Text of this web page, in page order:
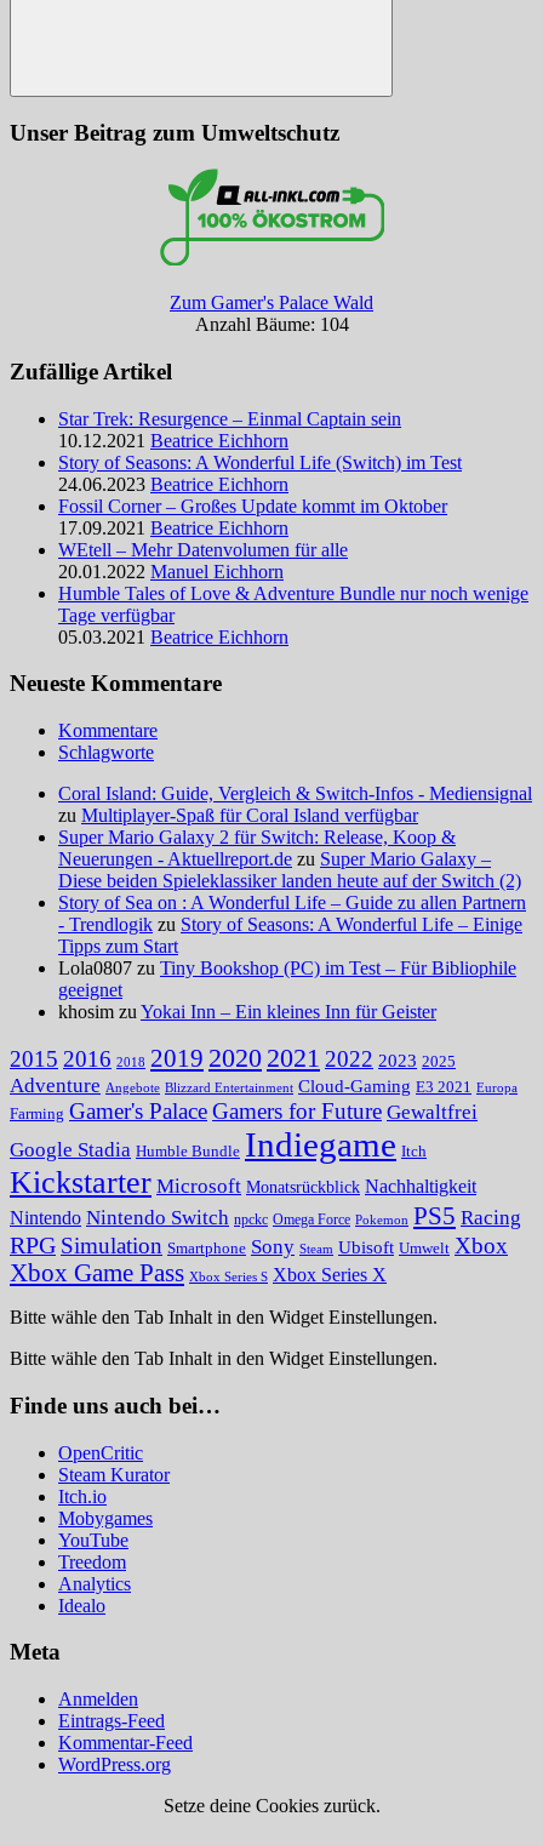
Suchen
Unser Beitrag zum Umweltschutz
Zum Gamer's Palace Wald
Anzahl Bäume: 104
Zufällige Artikel
Star Trek: Resurgence – Einmal Captain sein
10.12.2021 Beatrice Eichhorn
Story of Seasons: A Wonderful Life (Switch) im Test
24.06.2023 Beatrice Eichhorn
Fossil Corner – Großes Update kommt im Oktober
17.09.2021 Beatrice Eichhorn
WEtell – Mehr Datenvolumen für alle
20.01.2022 Manuel Eichhorn
Humble Tales of Love & Adventure Bundle nur noch wenige
Tage verfügbar
05.03.2021 Beatrice Eichhorn
Neueste Kommentare
Kommentare
Schlagworte
Coral Island: Guide, Vergleich & Switch-Infos - Mediensignal
zu Multiplayer-Spaß für Coral Island verfügbar
Super Mario Galaxy 2 für Switch: Release, Koop &
Neuerungen - Aktuellreport.de zu Super Mario Galaxy –
Diese beiden Spieleklassiker landen heute auf der Switch (2)
Story of Sea on : A Wonderful Life – Guide zu allen Partnern
- Trendlogik zu Story of Seasons: A Wonderful Life – Einige
Tipps zum Start
Lola0807 zu Tiny Bookshop (PC) im Test – Für Bibliophile
geeignet
khosim zu Yokai Inn – Ein kleines Inn für Geister
2015 2016 2018 2019 2020 2021 2022 2023 2025
Adventure Angebote Blizzard Entertainment Cloud-Gaming E3 2021 Europa
Farming Gamer's PalaceGamers for Future Gewaltfrei
Google Stadia Humble Bundle Indiegame Itch
Kickstarter Microsoft Monatsrückblick Nachhaltigkeit
Nintendo Nintendo Switch npckc Omega Force Pokemon PS5 Racing
RPG Simulation Smartphone Sony Steam Ubisoft Umwelt Xbox
Xbox Game Pass Xbox Series S Xbox Series X
Bitte wähle den Tab Inhalt in den Widget Einstellungen.
Bitte wähle den Tab Inhalt in den Widget Einstellungen.
Finde uns auch bei…
OpenCritic
Steam Kurator
Itch.io
Mobygames
YouTube
Treedom
Analytics
Idealo
Meta
Anmelden
Eintrags-Feed
Kommentar-Feed
WordPress.org
Setze deine Cookies zurück.